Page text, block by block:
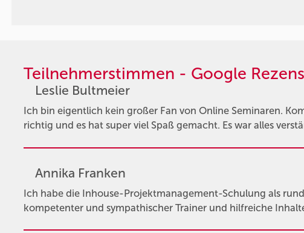
Teilnehmerstimmen - Google
Leslie Bultmeier
Ich bin eigentlich kein großer Fan von Online Seminaren.
richtig und es hat super viel Spaß gemacht. Es war alles
Annika Franken
Ich habe die Inhouse-Projektmanagement-Schulung als
kompetenter und sympathischer Trainer und hilfreiche